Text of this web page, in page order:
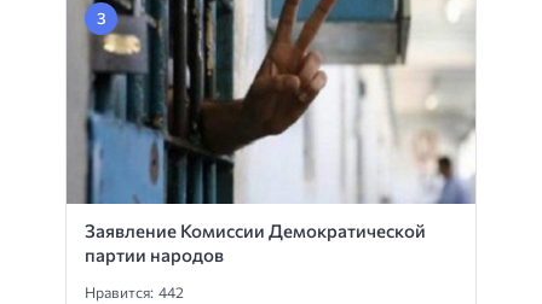
Заявление Комиссии Демократической
партии народов
Нравится: 442